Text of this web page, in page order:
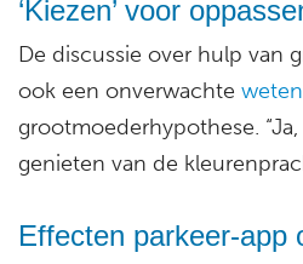
‘Kiezen’ voor
De discussie over hulp van
ook een onverwachte
grootmoederhypothese.
genieten van de
Effecten parkeer-app